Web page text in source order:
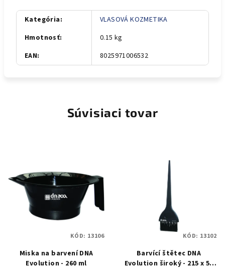
Kategória:
VLASOVÁ KOZMETIKA
Hmotnosť:
0.15 kg
EAN: 8025971006532
Súvisiaci tovar
Miska na barvení DNA
Evolution - 260 ml
KÓD: 13106
Barvící štětec DNA
Evolution široký - 215 x 58
KÓD: 13102